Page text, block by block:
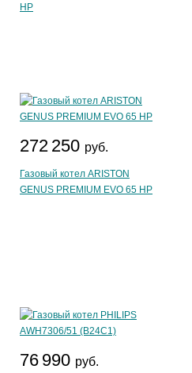
HP
272 250 руб.
Газовый котел ARISTON
GENUS PREMIUM EVO 65 HP
76 990 руб.